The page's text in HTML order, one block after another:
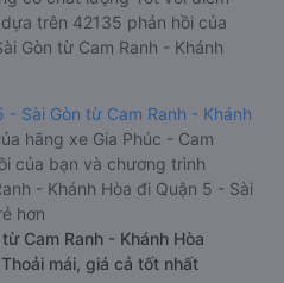
trên 42135 phản hồi của
Gòn từ Cam Ranh - Khánh
- Sài Gòn từ Cam Ranh - Khánh
hãng xe Gia Phúc - Cam
của bạn và chương trình
- Khánh Hòa đi Quận 5 - Sài
hơn
Cam Ranh - Khánh Hòa
mái, giá cả tốt nhất